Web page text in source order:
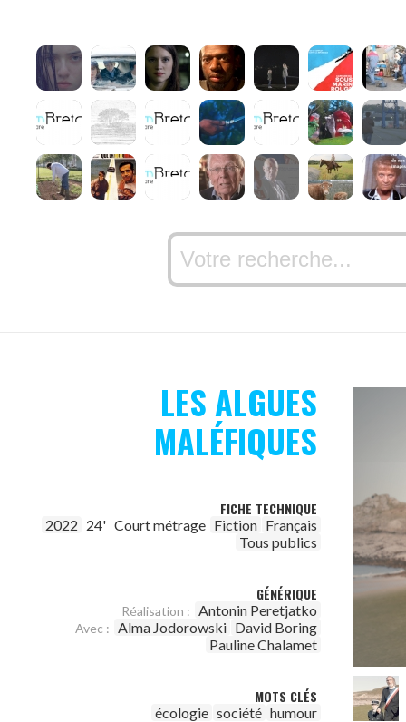
LES ALGUES
MALÉFIQUES
FICHE TECHNIQUE
2022 24' Court métrage Fiction Français
Tous publics
GÉNÉRIQUE
Réalisation : Antonin Peretjatko
Avec : Alma Jodorowski David Boring
Pauline Chalamet
MOTS CLÉS
écologie société humour